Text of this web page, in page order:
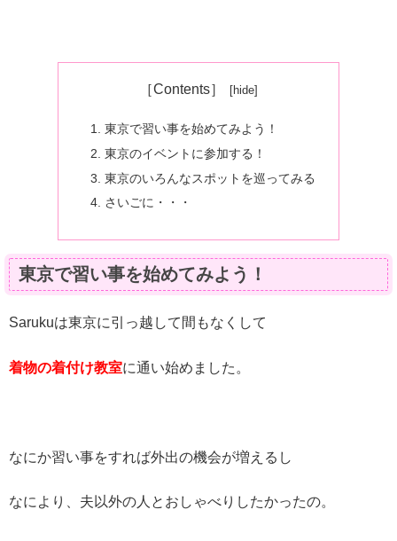
［Contents］
東京で習い事を始めてみよう！
東京のイベントに参加する！
東京のいろんなスポットを巡ってみる
さいごに・・・
東京で習い事を始めてみよう！
Sarukuは東京に引っ越して間もなくして
着物の着付け教室に通い始めました。
なにか習い事をすれば外出の機会が増えるし
なにより、夫以外の人とおしゃべりしたかったの。